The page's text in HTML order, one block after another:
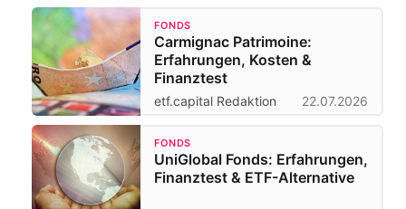
FONDS
Carmignac Patrimoine:
Erfahrungen, Kosten &
Finanztest
etf.capital Redaktion 22.07.2026
FONDS
UniGlobal Fonds: Erfahrungen,
Finanztest & ETF-Alternative